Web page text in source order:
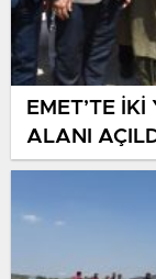
EMET’TE
ALANI
TEMELİ